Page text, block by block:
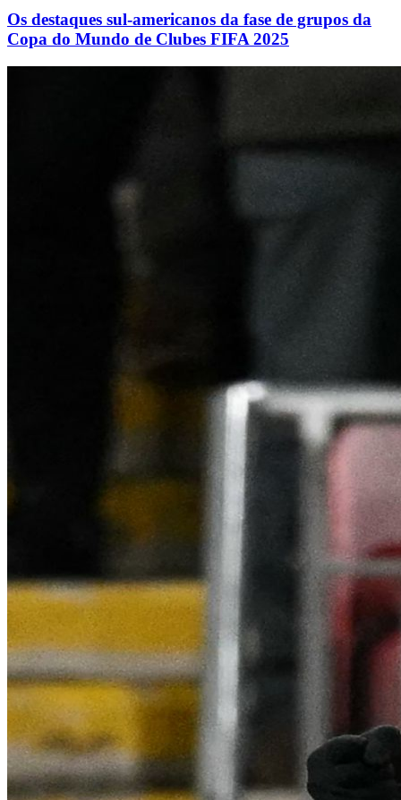
Os destaques sul-americanos da fase de grupos da
Copa do Mundo de Clubes FIFA 2025